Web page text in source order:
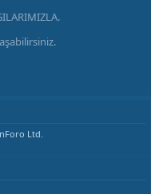
Ltd.